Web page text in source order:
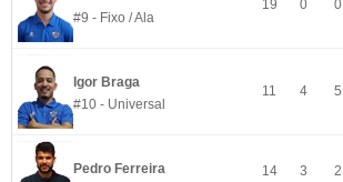
#9 - Fixo / Ala
19 0 0
Igor Braga
#10 - Universal
11 4 5
Pedro Ferreira
14 3 2